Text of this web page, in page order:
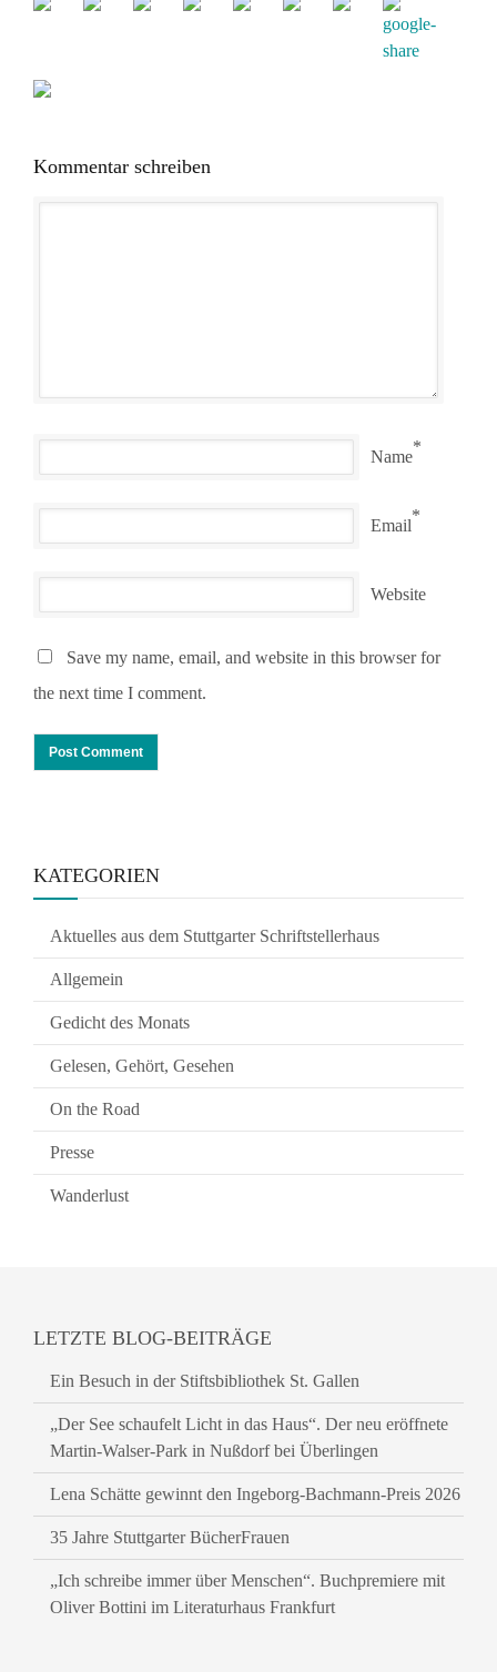
Kommentar schreiben
Name
*
Email
*
Website
Save my name, email, and website in this browser for
the next time I comment.
KATEGORIEN
Aktuelles aus dem Stuttgarter Schriftstellerhaus
Allgemein
Gedicht des Monats
Gelesen, Gehört, Gesehen
On the Road
Presse
Wanderlust
LETZTE BLOG-BEITRÄGE
Ein Besuch in der Stiftsbibliothek St. Gallen
„Der See schaufelt Licht in das Haus“. Der neu eröffnete
Martin-Walser-Park in Nußdorf bei Überlingen
Lena Schätte gewinnt den Ingeborg-Bachmann-Preis 2026
35 Jahre Stuttgarter BücherFrauen
„Ich schreibe immer über Menschen“. Buchpremiere mit
Oliver Bottini im Literaturhaus Frankfurt